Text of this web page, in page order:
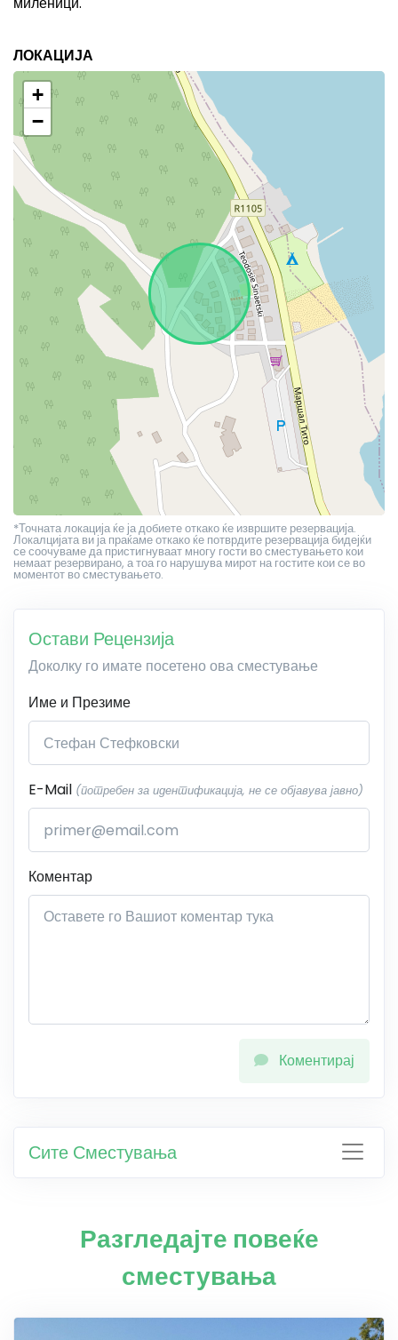
ЛОКАЦИЈА
+
−
*Точната локација ќе ја добиете откако ќе извршите резервација.
Локалцијата ви ја праќаме откако ќе потврдите резервација бидејќи
се соочуваме да пристигнуваат многу гости во сместувањето кои
немаат резервирано, а тоа го нарушува мирот на гостите кои се во
моментот во сместувањето.
Остави Рецензија
Доколку го имате посетено ова сместување
Име и Презиме
E-Mail (потребен за идентификација, не се објавува јавно)
Коментар
Коментирај
Сите Сместувања
Разгледајте повеќе
сместувања